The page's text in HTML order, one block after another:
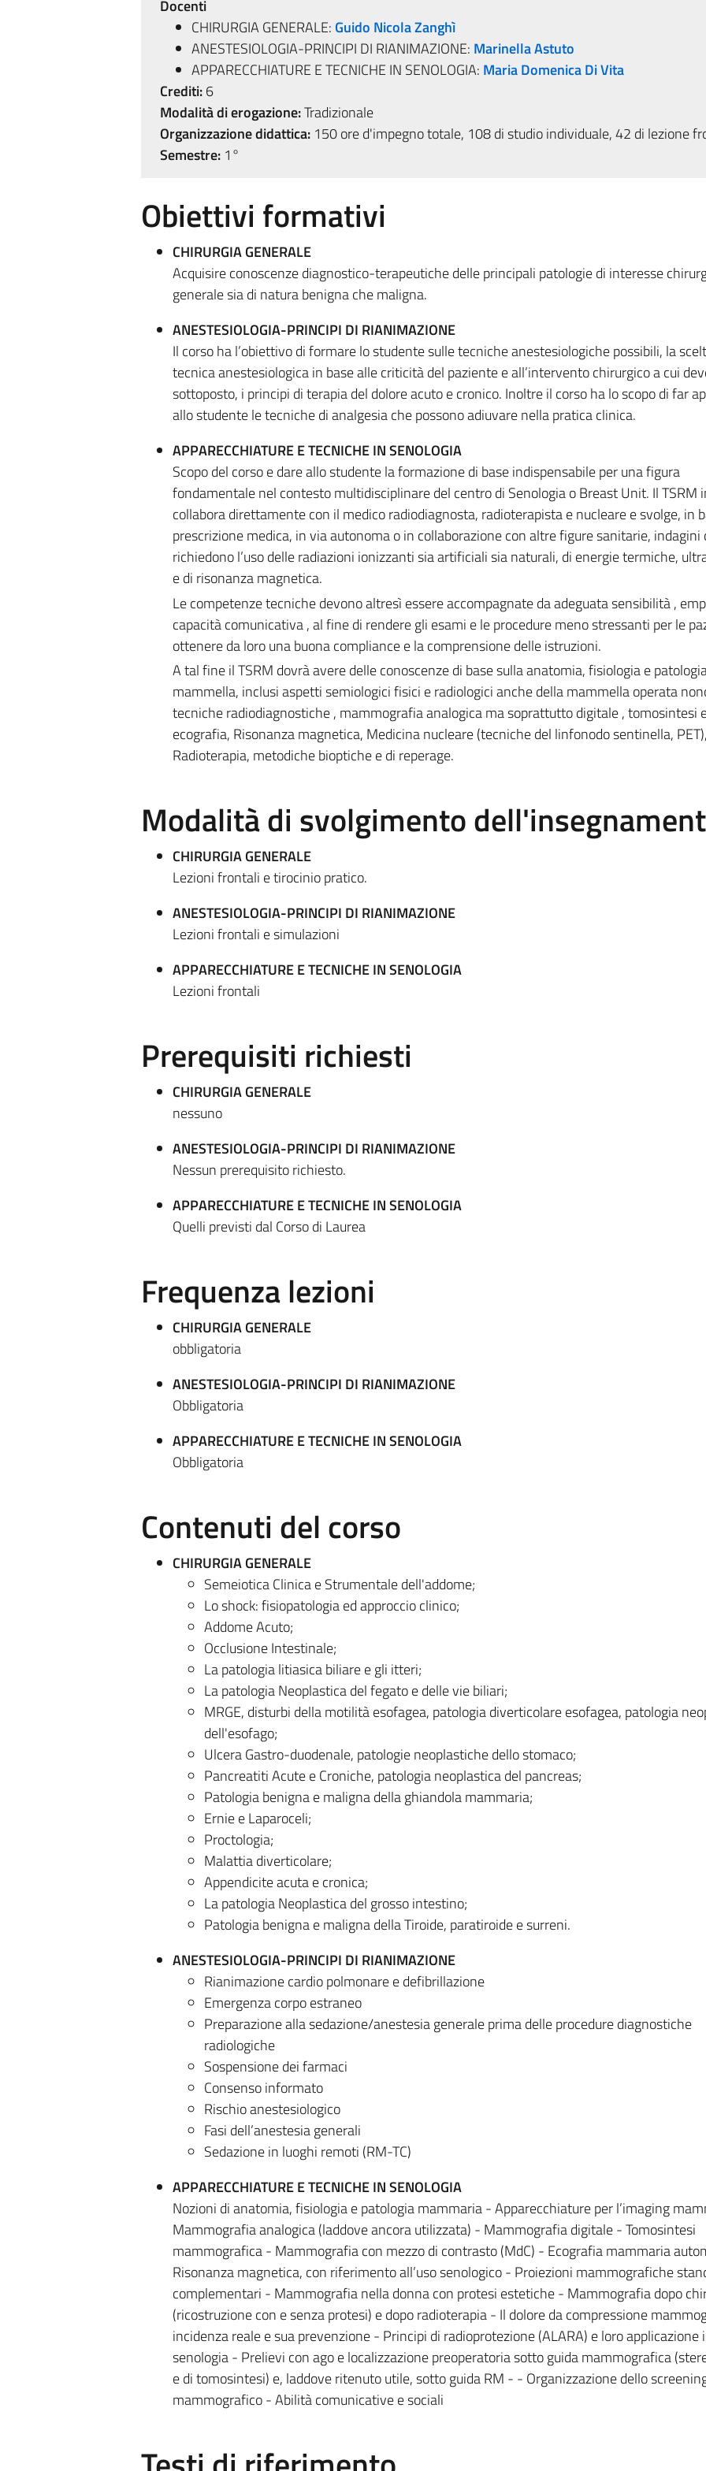
Docenti
CHIRURGIA GENERALE: Guido Nicola Zanghì
ANESTESIOLOGIA-PRINCIPI DI RIANIMAZIONE: Marinella Astuto
APPARECCHIATURE E TECNICHE IN SENOLOGIA: Maria Domenica Di Vita
Crediti:6
Modalità di erogazione:Tradizionale
Organizzazione didattica:150 ore d'impegno totale, 108 di studio individuale, 42 di lezione
Semestre:1°
Obiettivi formativi
CHIRURGIA GENERALE
Acquisire conoscenze diagnostico-terapeutiche delle principali patologie di interesse
generale sia di natura benigna che maligna.
ANESTESIOLOGIA-PRINCIPI DI RIANIMAZIONE
Il corso ha l’obiettivo di formare lo studente sulle tecniche anestesiologiche possibili, la
tecnica anestesiologica in base alle criticità del paziente e all’intervento chirurgico a cui
sottoposto, i principi di terapia del dolore acuto e cronico. Inoltre il corso ha lo scopo di far
allo studente le tecniche di analgesia che possono adiuvare nella pratica clinica.
APPARECCHIATURE E TECNICHE IN SENOLOGIA
Scopo del corso e dare allo studente la formazione di base indispensabile per una figura
fondamentale nel contesto multidisciplinare del centro di Senologia o Breast Unit. Il TSRM
collabora direttamente con il medico radiodiagnosta, radioterapista e nucleare e svolge, in
prescrizione medica, in via autonoma o in collaborazione con altre figure sanitarie, indagini
richiedono l’uso delle radiazioni ionizzanti sia artificiali sia naturali, di energie termiche,
e di risonanza magnetica.
Le competenze tecniche devono altresì essere accompagnate da adeguata sensibilità ,
capacità comunicativa , al fine di rendere gli esami e le procedure meno stressanti per le
ottenere da loro una buona compliance e la comprensione delle istruzioni.
A tal fine il TSRM dovrà avere delle conoscenze di base sulla anatomia, fisiologia e
mammella, inclusi aspetti semiologici fisici e radiologici anche della mammella operata
tecniche radiodiagnostiche , mammografia analogica ma soprattutto digitale , tomosintesi
ecografia, Risonanza magnetica, Medicina nucleare (tecniche del linfonodo sentinella, PET),
Radioterapia, metodiche bioptiche e di reperage.
Modalità di svolgimento
CHIRURGIA GENERALE
Lezioni frontali e tirocinio pratico.
ANESTESIOLOGIA-PRINCIPI DI RIANIMAZIONE
Lezioni frontali e simulazioni
APPARECCHIATURE E TECNICHE IN SENOLOGIA
Lezioni frontali
Prerequisiti richiesti
CHIRURGIA GENERALE
nessuno
ANESTESIOLOGIA-PRINCIPI DI RIANIMAZIONE
Nessun prerequisito richiesto.
APPARECCHIATURE E TECNICHE IN SENOLOGIA
Quelli previsti dal Corso di Laurea
Frequenza lezioni
CHIRURGIA GENERALE
obbligatoria
ANESTESIOLOGIA-PRINCIPI DI RIANIMAZIONE
Obbligatoria
APPARECCHIATURE E TECNICHE IN SENOLOGIA
Obbligatoria
Contenuti del corso
CHIRURGIA GENERALE
Semeiotica Clinica e Strumentale dell'addome;
Lo shock: fisiopatologia ed approccio clinico;
Addome Acuto;
Occlusione Intestinale;
La patologia litiasica biliare e gli itteri;
La patologia Neoplastica del fegato e delle vie biliari;
MRGE, disturbi della motilità esofagea, patologia diverticolare esofagea, patologia
dell'esofago;
Ulcera Gastro-duodenale, patologie neoplastiche dello stomaco;
Pancreatiti Acute e Croniche, patologia neoplastica del pancreas;
Patologia benigna e maligna della ghiandola mammaria;
Ernie e Laparoceli;
Proctologia;
Malattia diverticolare;
Appendicite acuta e cronica;
La patologia Neoplastica del grosso intestino;
Patologia benigna e maligna della Tiroide, paratiroide e surreni.
ANESTESIOLOGIA-PRINCIPI DI RIANIMAZIONE
Rianimazione cardio polmonare e defibrillazione
Emergenza corpo estraneo
Preparazione alla sedazione/anestesia generale prima delle procedure diagnostiche
radiologiche
Sospensione dei farmaci
Consenso informato
Rischio anestesiologico
Fasi dell’anestesia generali
Sedazione in luoghi remoti (RM-TC)
APPARECCHIATURE E TECNICHE IN SENOLOGIA
Nozioni di anatomia, fisiologia e patologia mammaria - Apparecchiature per l’imaging
Mammografia analogica (laddove ancora utilizzata) - Mammografia digitale - Tomosintesi
mammografica - Mammografia con mezzo di contrasto (MdC) - Ecografia mammaria
Risonanza magnetica, con riferimento all’uso senologico - Proiezioni mammografiche
complementari - Mammografia nella donna con protesi estetiche - Mammografia dopo
(ricostruzione con e senza protesi) e dopo radioterapia - Il dolore da compressione
incidenza reale e sua prevenzione - Principi di radioprotezione (ALARA) e loro applicazione
senologia - Prelievi con ago e localizzazione preoperatoria sotto guida mammografica
e di tomosintesi) e, laddove ritenuto utile, sotto guida RM - - Organizzazione dello
mammografico - Abilità comunicative e sociali